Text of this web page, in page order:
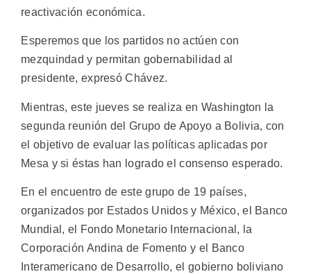
reactivación económica.
Esperemos que los partidos no actúen con
mezquindad y permitan gobernabilidad al
presidente, expresó Chávez.
Mientras, este jueves se realiza en Washington la
segunda reunión del Grupo de Apoyo a Bolivia, con
el objetivo de evaluar las políticas aplicadas por
Mesa y si éstas han logrado el consenso esperado.
En el encuentro de este grupo de 19 países,
organizados por Estados Unidos y México, el Banco
Mundial, el Fondo Monetario Internacional, la
Corporación Andina de Fomento y el Banco
Interamericano de Desarrollo, el gobierno boliviano